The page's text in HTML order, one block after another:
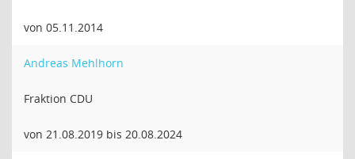
von 05.11.2014
Andreas Mehlhorn
Fraktion CDU
von 21.08.2019 bis 20.08.2024